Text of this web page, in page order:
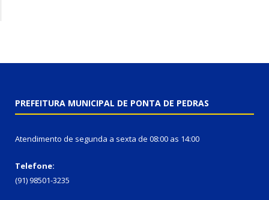
PREFEITURA MUNICIPAL DE PONTA DE PEDRAS
Atendimento de segunda a sexta de 08:00 as 14:00
Telefone:
(91) 98501-3235